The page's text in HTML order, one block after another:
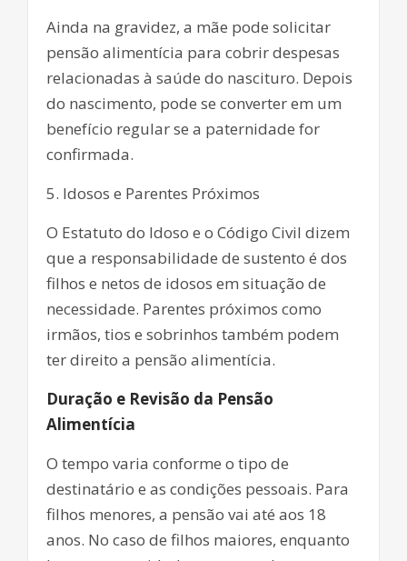
Ainda na gravidez, a mãe pode solicitar
pensão alimentícia para cobrir despesas
relacionadas à saúde do nascituro. Depois
do nascimento, pode se converter em um
benefício regular se a paternidade for
confirmada.
5. Idosos e Parentes Próximos
O Estatuto do Idoso e o Código Civil dizem
que a responsabilidade de sustento é dos
filhos e netos de idosos em situação de
necessidade. Parentes próximos como
irmãos, tios e sobrinhos também podem
ter direito a pensão alimentícia.
Duração e Revisão da Pensão
Alimentícia
O tempo varia conforme o tipo de
destinatário e as condições pessoais. Para
filhos menores, a pensão vai até aos 18
anos. No caso de filhos maiores, enquanto